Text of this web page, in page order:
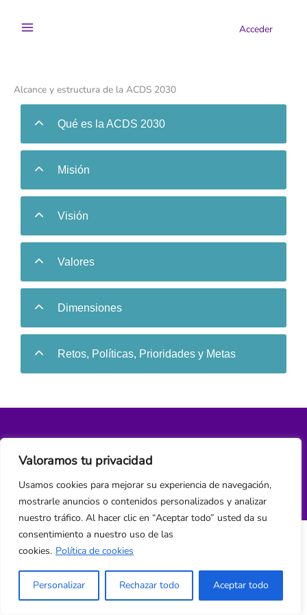
Valoramos tu privacidad
Usamos cookies para mejorar su experiencia de navegación,
mostrarle anuncios o contenidos personalizados y analizar
nuestro tráfico. Al hacer clic en “Aceptar todo” usted da su
consentimiento a nuestro uso de las
cookies. Política de cookies
Personalizar Rechazar todo Aceptar todo
Acceder
Alcance y estructura de la ACDS 2030
Qué es la ACDS 2030
Misión
Visión
Valores
Dimensiones
Retos, Políticas, Prioridades y Metas